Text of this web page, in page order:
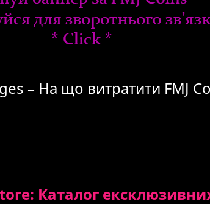
– На що витратити FMJ
Каталог